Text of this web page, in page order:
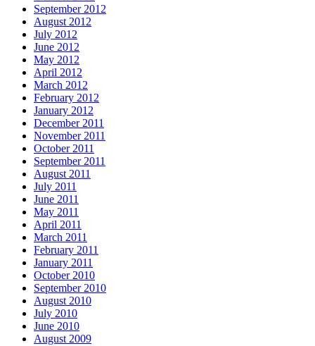
September 2012
August 2012
July 2012
June 2012
May 2012
April 2012
March 2012
February 2012
January 2012
December 2011
November 2011
October 2011
September 2011
August 2011
July 2011
June 2011
May 2011
April 2011
March 2011
February 2011
January 2011
October 2010
September 2010
August 2010
July 2010
June 2010
August 2009